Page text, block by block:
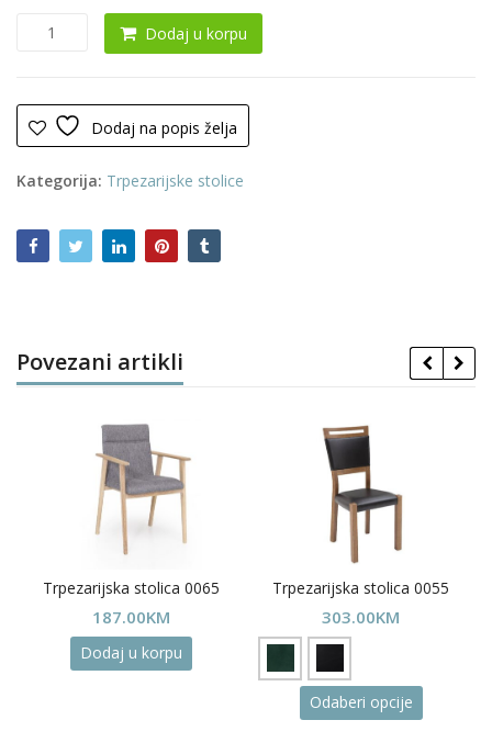
Trpezarijska
stolica
Dodaj u korpu
Dodaj na popis želja
Kategorija: Trpezarijske stolice
Povezani artikli
Trpezarijska stolica 0065
187.00KM
Dodaj u korpu
Trpezarijska stolica 0055
303.00KM
Odaberi opcije This
product